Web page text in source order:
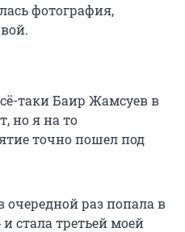
фотография,
таки Баир Жамсуев в
но я на то
точно пошел под
очередной раз попала в
стала третьей моей